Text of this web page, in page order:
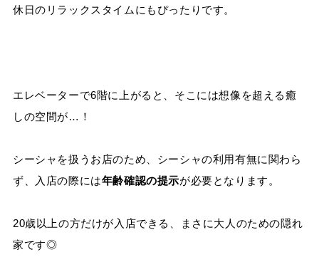
休日のリラックスタイムにもぴったりです。
エレベーターで6階に上がると、そこには想像を超える癒
しの空間が…！
シーシャを扱うお店のため、シーシャの利用有無に関わら
ず、入店の際には年齢確認の提示が必要となります。
20歳以上の方だけが入店できる、まさに大人のための隠れ
家です◎